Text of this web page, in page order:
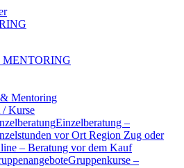
Mentoring
/ Kurse
Einzelberatung –
vor Ort Region Zug oder
– Beratung vor dem Kauf
Gruppenkurse –